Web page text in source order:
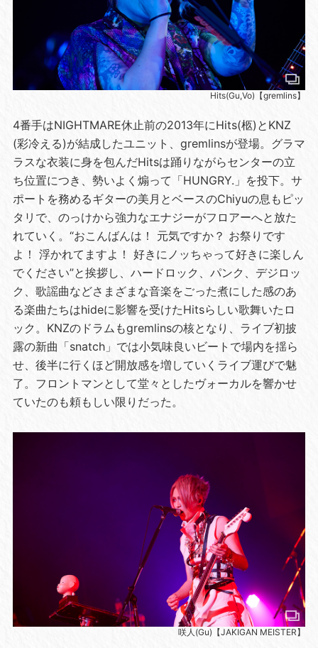
Hits(Gu,Vo)【gremlins】
4番手はNIGHTMARE休止前の2013年にHits(柩)とKNZ
(彩冷える)が結成したユニット、gremlinsが登場。グラマ
ラスな衣装に身を包んだHitsは踊りながらセンターの立
ち位置につき、勢いよく煽って「HUNGRY.」を投下。サ
ポートを務めるギターの美月とベースのChiyuの息もピッ
タリで、のっけから強力なエナジーがフロアーへと放た
れていく。“おこんばんは！ 元気ですか？ お祭りです
よ！ 浮かれてますよ！ 好きにノッちゃって好きに楽しん
でください”と挨拶し、ハードロック、パンク、デジロッ
ク、歌謡曲などさまざまな音楽をごった煮にした感のあ
る楽曲たちはhideに影響を受けたHitsらしい歌舞いたロ
ック。KNZのドラムもgremlinsの核となり、ライブ初披
露の新曲「snatch」では小気味良いビートで場内を揺ら
せ、後半に行くほど開放感を増していくライブ運びで魅
了。フロントマンとして堂々としたヴォーカルを響かせ
ていたのも頼もしい限りだった。
咲人(Gu)【JAKIGAN MEISTER】